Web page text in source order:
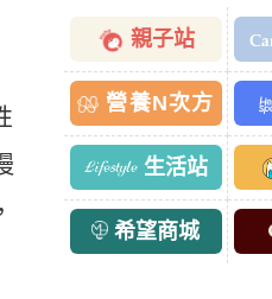
親子站
營養N次方
生活站
希望商城